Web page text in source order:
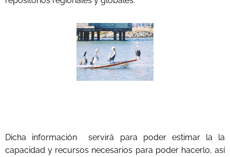
Dicha información servirá para poder estimar la la
capacidad y recursos necesarios para poder hacerlo, así